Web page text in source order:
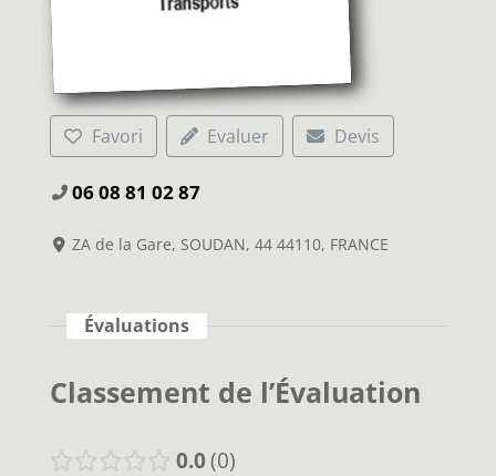
Favori Evaluer Devis
06 08 81 02 87
ZA de la Gare, SOUDAN, 44 44110, FRANCE
Évaluations
Classement de l’Évaluation
0.0 0